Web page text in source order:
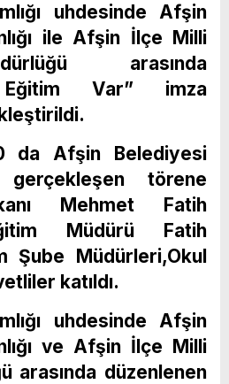
uhdesinde Afşin
ile Afşin İlçe Milli
arasında
Eğitim Var” imza
da Afşin Belediyesi
törene
Mehmet Fatih
Müdürü Fatih
Şube Müdürleri,Okul
katıldı.
uhdesinde Afşin
ve Afşin İlçe Milli
arasında düzenlenen